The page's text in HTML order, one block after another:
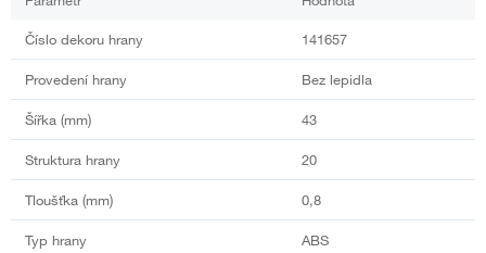
Číslo dekoru hrany 141657
Provedení hrany Bez lepidla
Šířka (mm) 43
Struktura hrany 20
Tloušťka (mm) 0,8
Typ hrany ABS